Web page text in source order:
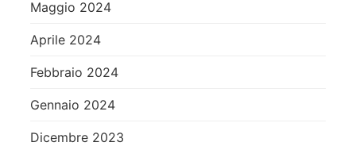
Maggio 2024
Aprile 2024
Febbraio 2024
Gennaio 2024
Dicembre 2023